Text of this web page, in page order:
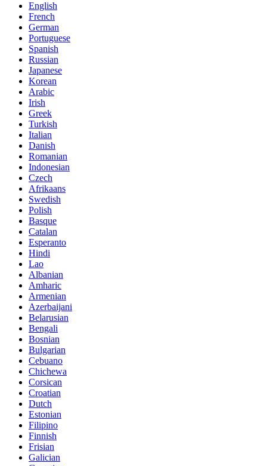
English
French
German
Portuguese
Spanish
Russian
Japanese
Korean
Arabic
Irish
Greek
Turkish
Italian
Danish
Romanian
Indonesian
Czech
Afrikaans
Swedish
Polish
Basque
Catalan
Esperanto
Hindi
Lao
Albanian
Amharic
Armenian
Azerbaijani
Belarusian
Bengali
Bosnian
Bulgarian
Cebuano
Chichewa
Corsican
Croatian
Dutch
Estonian
Filipino
Finnish
Frisian
Galician